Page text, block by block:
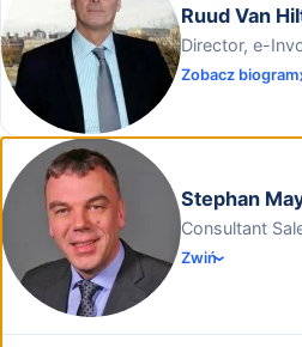
Ruud Van
Director, e-
Zobacz biogram
Stephan
Consultant
Zwiń